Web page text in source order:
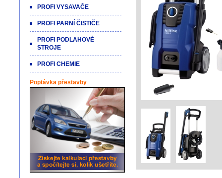
PROFI VYSAVAČE
PROFI PARNÍ ČISTIČE
PROFI PODLAHOVÉ
STROJE
PROFI CHEMIE
Poptávka přestavby